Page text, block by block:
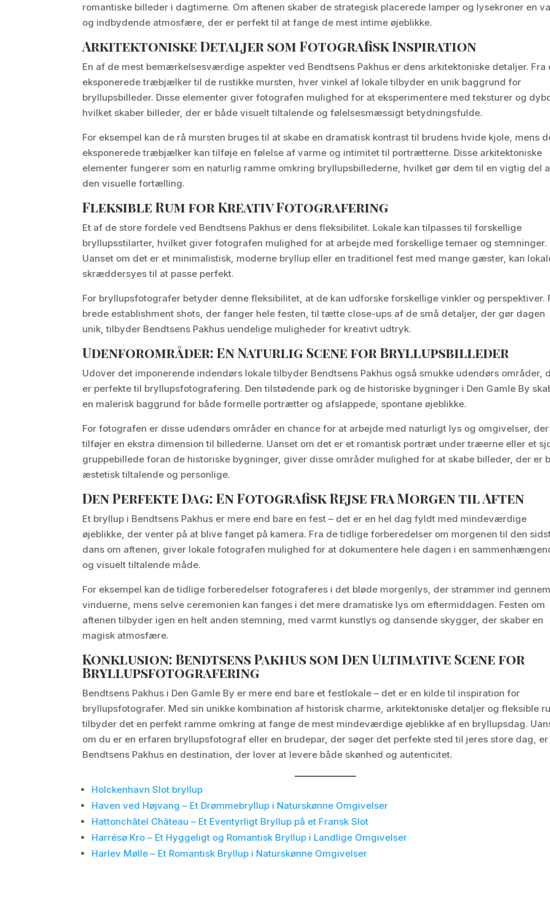
romantiske billeder i dagtimerne. Om aftenen skaber de strategisk placerede lamper og lysekroner en
og indbydende atmosfære, der er perfekt til at fange de mest intime øjeblikke.
Arkitektoniske Detaljer som Fotografisk Inspiration
En af de mest bemærkelsesværdige aspekter ved Bendtsens Pakhus er dens arkitektoniske detaljer. Fra
eksponerede træbjælker til de rustikke mursten, hver vinkel af lokale tilbyder en unik baggrund for
bryllupsbilleder. Disse elementer giver fotografen mulighed for at eksperimentere med teksturer og
hvilket skaber billeder, der er både visuelt tiltalende og følelsesmæssigt betydningsfulde.
For eksempel kan de rå mursten bruges til at skabe en dramatisk kontrast til brudens hvide kjole, mens
eksponerede træbjælker kan tilføje en følelse af varme og intimitet til portrætterne. Disse arkitektoniske
elementer fungerer som en naturlig ramme omkring bryllupsbillederne, hvilket gør dem til en vigtig del
den visuelle fortælling.
Fleksible Rum for Kreativ Fotografering
Et af de store fordele ved Bendtsens Pakhus er dens fleksibilitet. Lokale kan tilpasses til forskellige
bryllupsstilarter, hvilket giver fotografen mulighed for at arbejde med forskellige temaer og stemninger.
Uanset om det er et minimalistisk, moderne bryllup eller en traditionel fest med mange gæster, kan
skræddersyes til at passe perfekt.
For bryllupsfotografer betyder denne fleksibilitet, at de kan udforske forskellige vinkler og perspektiver.
brede establishment shots, der fanger hele festen, til tætte close-ups af de små detaljer, der gør dagen
unik, tilbyder Bendtsens Pakhus uendelige muligheder for kreativt udtryk.
Udenforområder: En Naturlig Scene for Bryllupsbilleder
Udover det imponerende indendørs lokale tilbyder Bendtsens Pakhus også smukke udendørs områder,
er perfekte til bryllupsfotografering. Den tilstødende park og de historiske bygninger i Den Gamle By
en malerisk baggrund for både formelle portrætter og afslappede, spontane øjeblikke.
For fotografen er disse udendørs områder en chance for at arbejde med naturligt lys og omgivelser, der
tilføjer en ekstra dimension til billederne. Uanset om det er et romantisk portræt under træerne eller et
gruppebillede foran de historiske bygninger, giver disse områder mulighed for at skabe billeder, der er
æstetisk tiltalende og personlige.
Den Perfekte Dag: En Fotografisk Rejse fra Morgen til Aften
Et bryllup i Bendtsens Pakhus er mere end bare en fest – det er en hel dag fyldt med mindeværdige
øjeblikke, der venter på at blive fanget på kamera. Fra de tidlige forberedelser om morgenen til den
dans om aftenen, giver lokale fotografen mulighed for at dokumentere hele dagen i en
og visuelt tiltalende måde.
For eksempel kan de tidlige forberedelser fotograferes i det bløde morgenlys, der strømmer ind gennem
vinduerne, mens selve ceremonien kan fanges i det mere dramatiske lys om eftermiddagen. Festen om
aftenen tilbyder igen en helt anden stemning, med varmt kunstlys og dansende skygger, der skaber en
magisk atmosfære.
Konklusion: Bendtsens Pakhus som Den Ultimative Scene for
Bryllupsfotografering
Bendtsens Pakhus i Den Gamle By er mere end bare et festlokale – det er en kilde til inspiration for
bryllupsfotografer. Med sin unikke kombination af historisk charme, arkitektoniske detaljer og fleksible
tilbyder det en perfekt ramme omkring at fange de mest mindeværdige øjeblikke af en bryllupsdag.
om du er en erfaren bryllupsfotograf eller en brudepar, der søger det perfekte sted til jeres store dag, er
Bendtsens Pakhus en destination, der lover at levere både skønhed og autenticitet.
Holckenhavn Slot bryllup
Haven ved Højvang – Et Drømmebryllup i Naturskønne Omgivelser
Hattonchâtel Château – Et Eventyrligt Bryllup på et Fransk Slot
Harrésø Kro – Et Hyggeligt og Romantisk Bryllup i Landlige Omgivelser
Harlev Mølle – Et Romantisk Bryllup i Naturskønne Omgivelser